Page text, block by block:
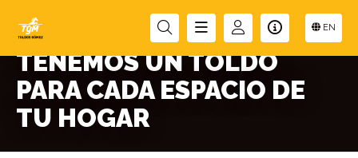
EN
EN TOLDOS GÓMEZ
TENEMOS UN TOLDO
PARA CADA ESPACIO DE
TU HOGAR